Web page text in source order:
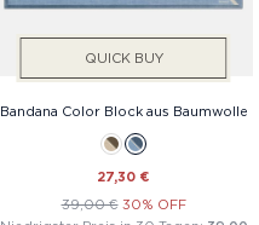
QUICK BUY
Bandana Color Block aus Baumwolle
27,30 €
39,00 € 30% OFF